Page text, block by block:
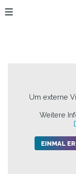
Um externe
Weitere
EINMAL